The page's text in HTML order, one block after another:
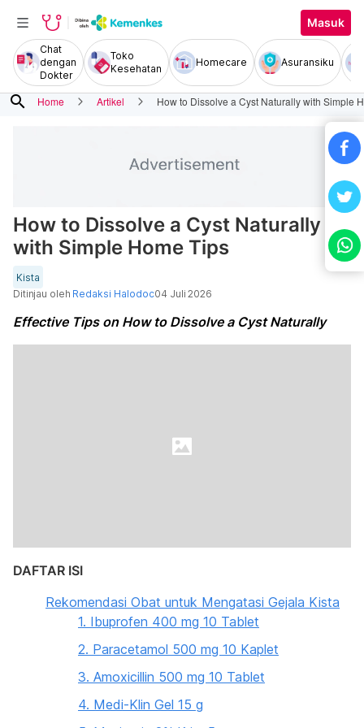
Masuk
Chat
dengan
Dokter
Toko
Kesehatan
Homecare Asuransiku
search Home Artikel How to Dissolve a Cyst Naturally with Simple
How to Dissolve a Cyst Naturally
with Simple Home Tips
Kista
Ditinjau oleh Redaksi Halodoc04 Juli 2026
Effective Tips on How to Dissolve a Cyst Naturally
DAFTAR ISI
Rekomendasi Obat untuk Mengatasi Gejala Kista
1. Ibuprofen 400 mg 10 Tablet
2. Paracetamol 500 mg 10 Kaplet
3. Amoxicillin 500 mg 10 Tablet
4. Medi-Klin Gel 15 g